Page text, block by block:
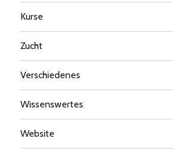
Kurse
Zucht
Verschiedenes
Wissenswertes
Website